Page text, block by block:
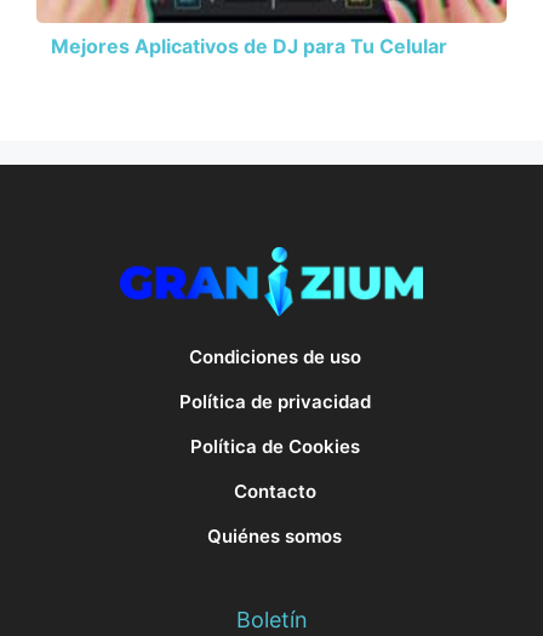
Mejores Aplicativos de DJ para Tu Celular
Condiciones de uso
Política de privacidad
Política de Cookies
Contacto
Quiénes somos
Boletín